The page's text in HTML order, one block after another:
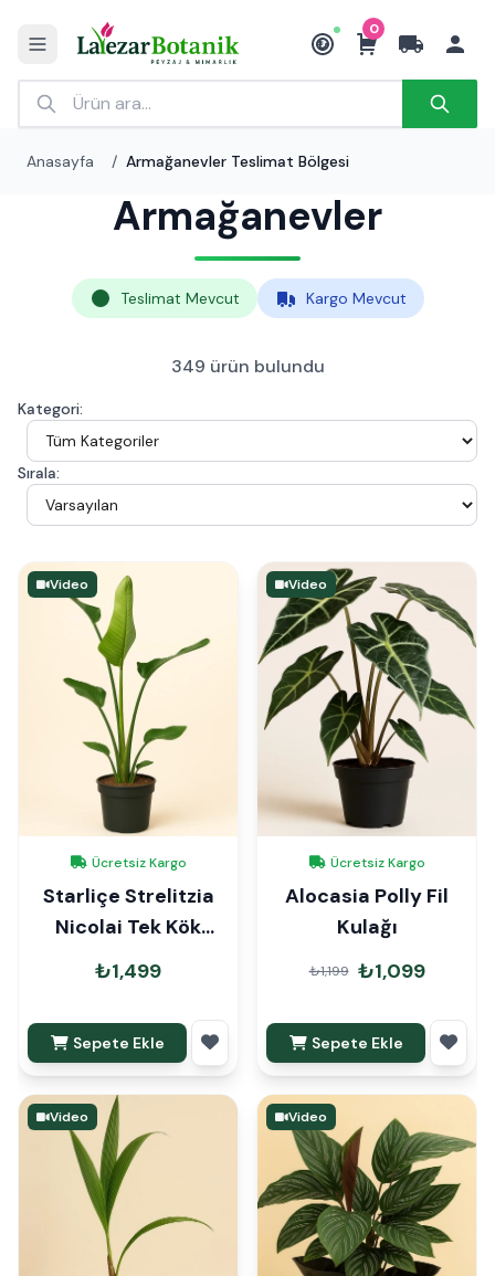
₺
0
Anasayfa / Armağanevler Teslimat Bölgesi
Armağanevler
Teslimat Mevcut Kargo Mevcut
349 ürün bulundu
Kategori:
Sırala:
Video
Ücretsiz Kargo
Starliçe Strelitzia
Nicolai Tek Kök
100cm
₺1,499
Sepete Ekle
Video
Ücretsiz Kargo
Alocasia Polly Fil
Kulağı
₺1,199 ₺1,099
Sepete Ekle
Video Video